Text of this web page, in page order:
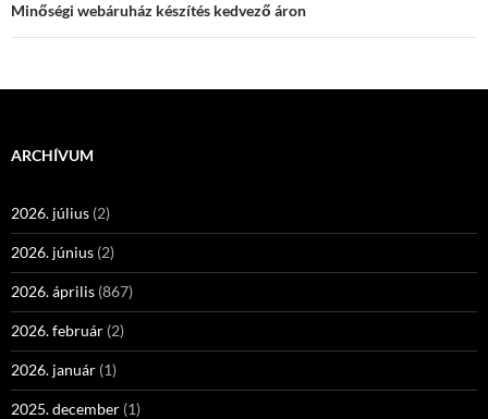
Minőségi webáruház készítés kedvező áron
ARCHÍVUM
2026. július (2)
2026. június (2)
2026. április (867)
2026. február (2)
2026. január (1)
2025. december (1)